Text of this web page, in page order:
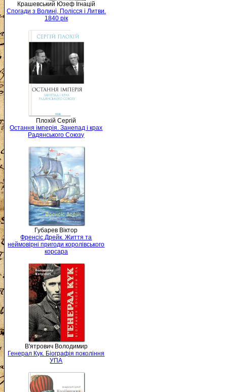
Крашевський Юзеф Ігнацій
Спогади з Волині, Полісся і Литви.
1840 рік
Плохій Сергій
Остання імперія. Занепад і крах
Радянського Союзу
Губарев Віктор
Френсіс Дрейк. Життя та
неймовірні пригоди королівського
корсара
В'ятрович Володимир
Генерал Кук. Біографія покоління
УПА